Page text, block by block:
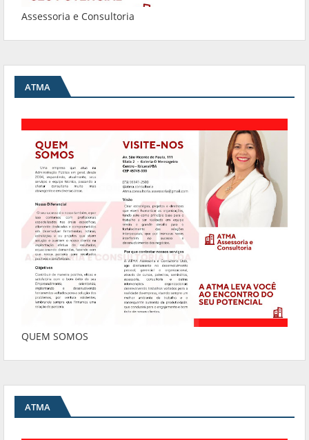
Assessoria e Consultoria
ATMA
QUEM SOMOS
ATMA